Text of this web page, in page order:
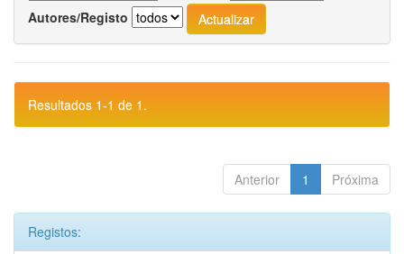
Autores/Registo
Resultados 1-1 de 1.
Anterior 1 Próxima
Registos: